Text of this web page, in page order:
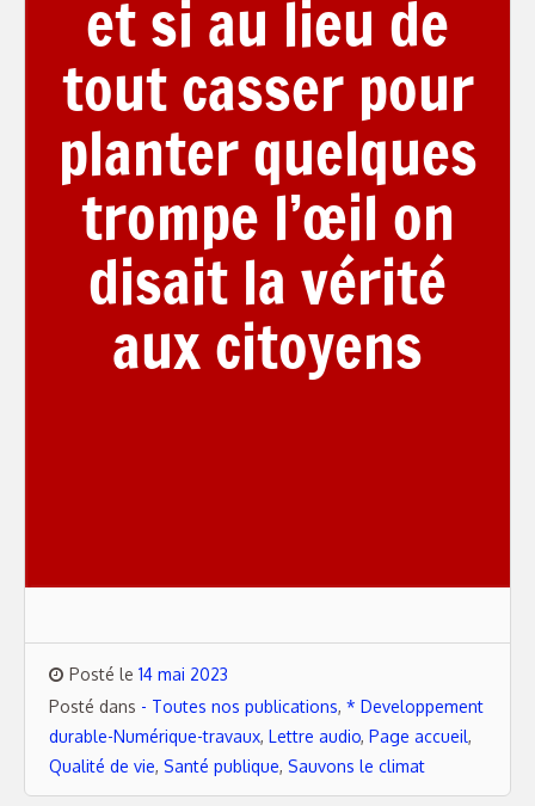
et si au lieu de
tout casser pour
planter quelques
trompe l’œil on
disait la vérité
aux citoyens
Posté le 14 mai 2023
Posté dans - Toutes nos publications, * Developpement
durable-Numérique-travaux, Lettre audio, Page accueil,
Qualité de vie, Santé publique, Sauvons le climat